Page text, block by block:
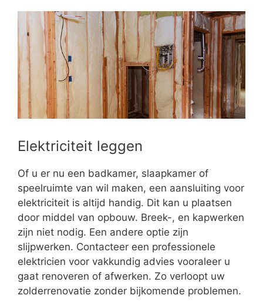
Elektriciteit leggen
Of u er nu een badkamer, slaapkamer of
speelruimte van wil maken, een aansluiting voor
elektriciteit is altijd handig. Dit kan u plaatsen
door middel van opbouw. Breek-, en kapwerken
zijn niet nodig. Een andere optie zijn
slijpwerken. Contacteer een professionele
elektricien voor vakkundig advies vooraleer u
gaat renoveren of afwerken. Zo verloopt uw
zolderrenovatie zonder bijkomende problemen.